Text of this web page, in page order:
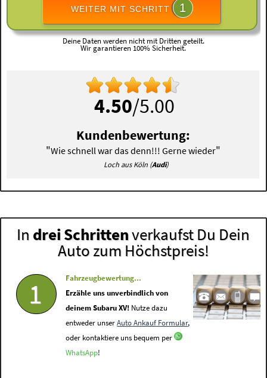
WEITER MIT SCHRITT 1
Deine Daten werden nicht mit Dritten geteilt.
Wir garantieren 100% Sicherheit.
4.50/5.00
Kundenbewertung:
"Wie schnell war das denn!!! Gerne wieder"
Loch aus Köln (Audi)
In drei Schrittenverkaufst Du Dein
Auto zum Höchstpreis!
1
Fahrzeugbewertung...
Erzähle uns unverbindlich von
deinem Subaru XV! Nutze dazu
entweder unserAuto Ankauf Formular,
oder kontaktiere uns bequem per
WhatsApp!